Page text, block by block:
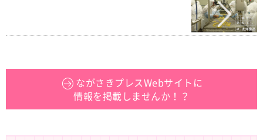
ながさきプレスWebサイトに
情報を掲載しませんか！？